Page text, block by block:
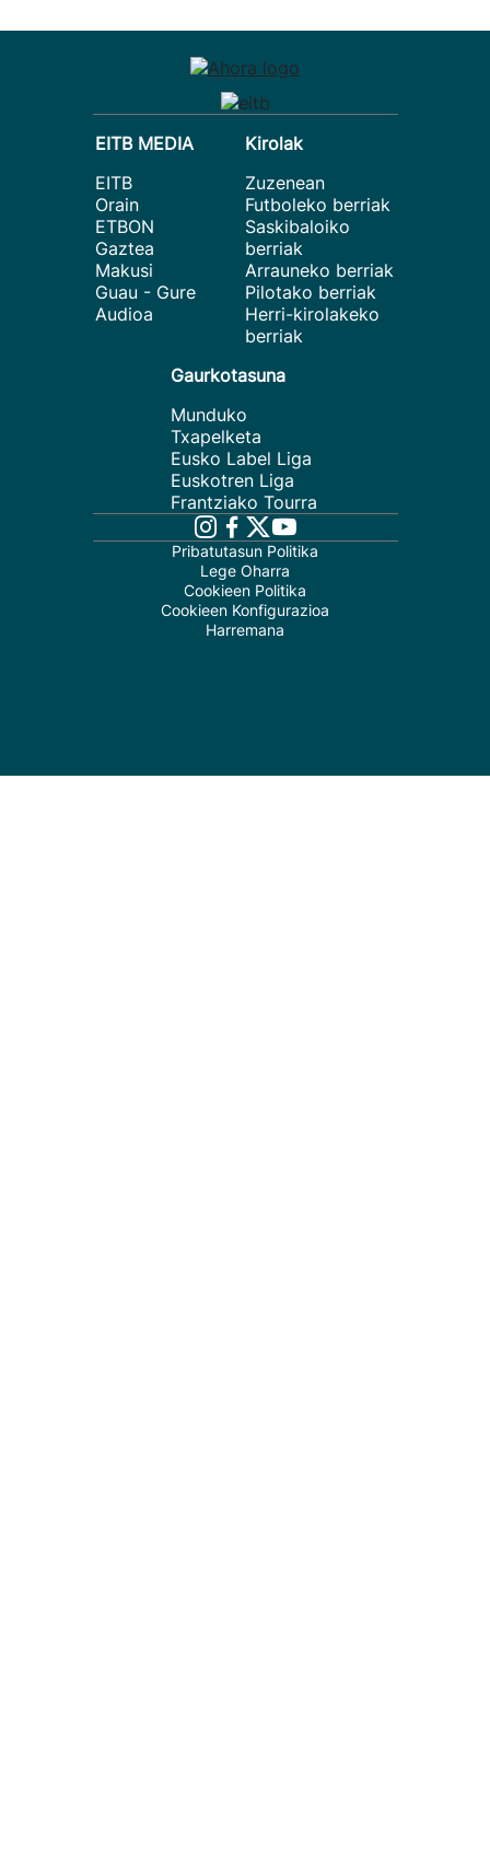
EITB MEDIA
EITB
Orain
ETBON
Gaztea
Makusi
Guau - Gure
Audioa
Kirolak
Zuzenean
Futboleko berriak
Saskibaloiko
berriak
Arrauneko berriak
Pilotako berriak
Herri-kirolakeko
berriak
Gaurkotasuna
Munduko
Txapelketa
Eusko Label Liga
Euskotren Liga
Frantziako Tourra
Pribatutasun Politika
Lege Oharra
Cookieen Politika
Cookieen Konfigurazioa
Harremana